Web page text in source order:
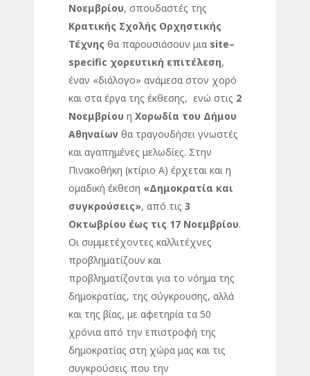
Νοεμβρίου, σπουδαστές της
Κρατικής Σχολής Ορχηστικής
Τέχνης θα παρουσιάσουν μια site–
specific χορευτική επιτέλεση,
έναν «διάλογο» ανάμεσα στον χορό
και στα έργα της έκθεσης, ενώ στις 2
Νοεμβρίου η Χορωδία του Δήμου
Αθηναίων θα τραγουδήσει γνωστές
και αγαπημένες μελωδίες. Στην
Πινακοθήκη (κτίριο Α) έρχεται και η
ομαδική έκθεση «Δημοκρατία και
συγκρούσεις», από τις 3
Οκτωβρίου έως τις 17 Νοεμβρίου.
Οι συμμετέχοντες καλλιτέχνες
προβληματίζουν και
προβληματίζονται για το νόημα της
δημοκρατίας, της σύγκρουσης, αλλά
και της βίας, με αφετηρία τα 50
χρόνια από την επιστροφή της
δημοκρατίας στη χώρα μας και τις
συγκρούσεις που την